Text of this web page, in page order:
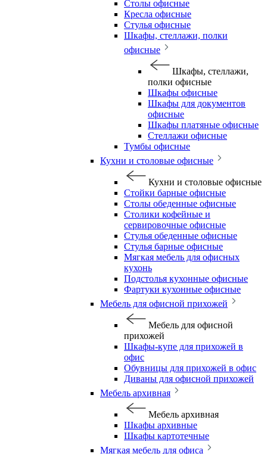
Столы офисные
Кресла офисные
Стулья офисные
Шкафы, стеллажи, полки
офисные
Шкафы, стеллажи,
полки офисные
Шкафы офисные
Шкафы для документов
офисные
Шкафы платяные офисные
Стеллажи офисные
Тумбы офисные
Кухни и столовые офисные
Кухни и столовые офисные
Стойки барные офисные
Столы обеденные офисные
Столики кофейные и
сервировочные офисные
Стулья обеденные офисные
Стулья барные офисные
Мягкая мебель для офисных
кухонь
Подстолья кухонные офисные
Фартуки кухонные офисные
Мебель для офисной прихожей
Мебель для офисной
прихожей
Шкафы-купе для прихожей в
офис
Обувницы для прихожей в офис
Диваны для офисной прихожей
Мебель архивная
Мебель архивная
Шкафы архивные
Шкафы картотечные
Мягкая мебель для офиса